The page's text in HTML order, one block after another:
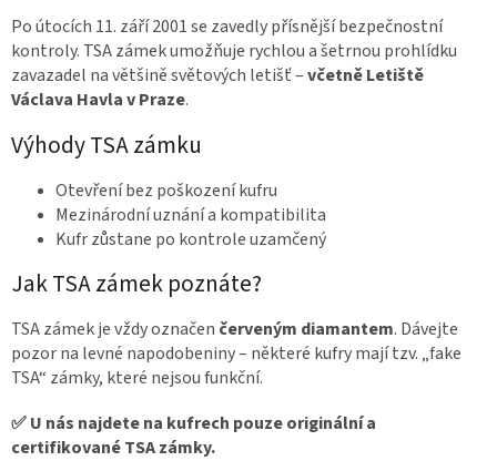
Po útocích 11. září 2001 se zavedly přísnější bezpečnostní
kontroly. TSA zámek umožňuje rychlou a šetrnou prohlídku
zavazadel na většině světových letišť –včetně Letiště
Václava Havla v Praze.
Výhody TSA zámku
Otevření bez poškození kufru
Mezinárodní uznání a kompatibilita
Kufr zůstane po kontrole uzamčený
Jak TSA zámek poznáte?
TSA zámek je vždy označen červeným diamantem. Dávejte
pozor na levné napodobeniny – některé kufry mají tzv. „fake
TSA“ zámky, které nejsou funkční.
✅ U nás najdete na kufrech pouze originální a
certifikované TSA zámky.